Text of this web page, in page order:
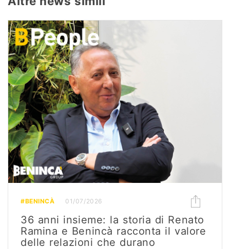
#BENINCÀ 01/07/2026
36 anni insieme: la storia di Renato
Ramina e Benincà racconta il valore
delle relazioni che durano